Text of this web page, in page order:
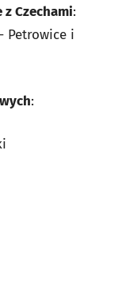
Czechami:
Petrowice i
: